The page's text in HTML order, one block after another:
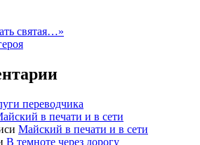
святая…»
переводчика
в печати и в сети
Майский в печати и в сети
В темноте через дорогу